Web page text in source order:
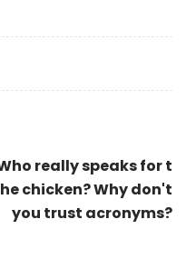
really speaks for t
he chicken? Why don't
you trust acronyms?